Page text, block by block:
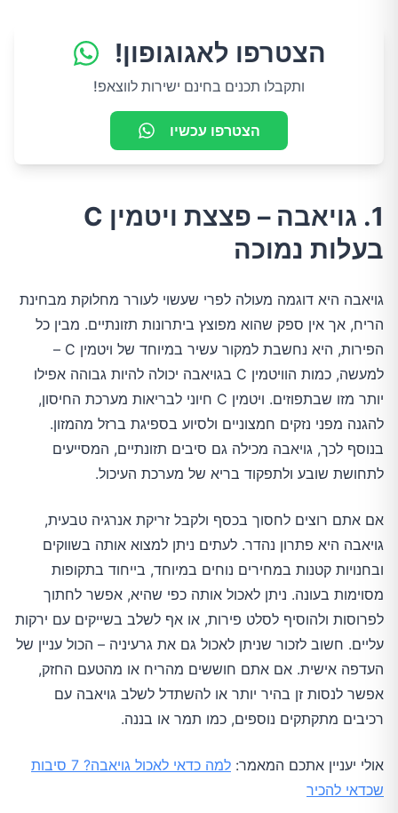
הצטרפו לאגוגופון!
ותקבלו תכנים בחינם ישירות לווצאפ!
הצטרפו עכשיו
1. גויאבה – פצצת ויטמין C
בעלות נמוכה
גויאבה היא דוגמה מעולה לפרי שעשוי לעורר מחלוקת מבחינת
הריח, אך אין ספק שהוא מפוצץ ביתרונות תזונתיים. מבין כל
הפירות, היא נחשבת למקור עשיר במיוחד של ויטמין C –
למעשה, כמות הוויטמין C בגויאבה יכולה להיות גבוהה אפילו
יותר מזו שבתפוזים. ויטמין C חיוני לבריאות מערכת החיסון,
להגנה מפני נזקים חמצוניים ולסיוע בספיגת ברזל מהמזון.
בנוסף לכך, גויאבה מכילה גם סיבים תזונתיים, המסייעים
לתחושת שובע ולתפקוד בריא של מערכת העיכול.
אם אתם רוצים לחסוך בכסף ולקבל זריקת אנרגיה טבעית,
גויאבה היא פתרון נהדר. לעתים ניתן למצוא אותה בשווקים
ובחנויות קטנות במחירים נוחים במיוחד, בייחוד בתקופות
מסוימות בעונה. ניתן לאכול אותה כפי שהיא, אפשר לחתוך
לפרוסות ולהוסיף לסלט פירות, או אף לשלב בשייקים עם ירקות
עליים. חשוב לזכור שניתן לאכול גם את גרעיניה – הכול עניין של
העדפה אישית. אם אתם חוששים מהריח או מהטעם החזק,
אפשר לנסות זן בהיר יותר או להשתדל לשלב גויאבה עם
רכיבים מתקתקים נוספים, כמו תמר או בננה.
אולי יעניין אתכם המאמר:
למה כדאי לאכול גויאבה? 7 סיבות
שכדאי להכיר